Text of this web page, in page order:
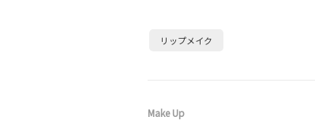
リップメイク
Make Up